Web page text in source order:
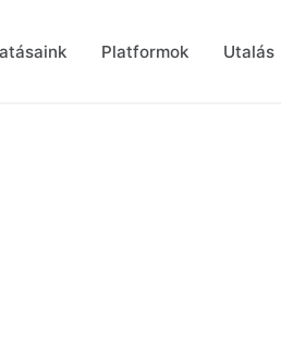
Platformok Utalás